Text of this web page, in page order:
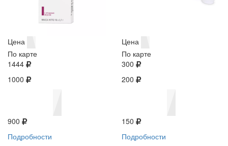
Цена
По карте
1444
1000
900
Подробности
Цена
По карте
300
200
150
Подробности